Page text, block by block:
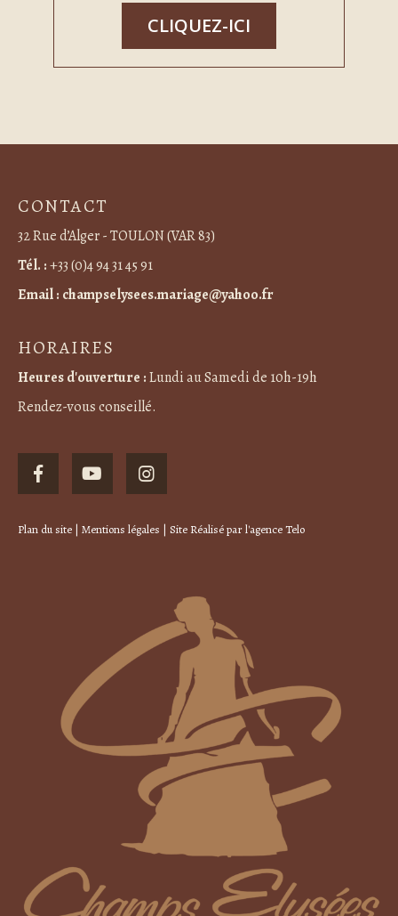
CLIQUEZ-ICI
CONTACT
32 Rue d’Alger - TOULON (VAR 83)
Tél. :+33 (0)4 94 31 45 91
Email : champselysees.mariage@yahoo.fr
HORAIRES
Heures d'ouverture :Lundi au Samedi de 10h-19h
Rendez-vous conseillé.
Plan du site | Mentions légales | Site Réalisé parl'agence Telo